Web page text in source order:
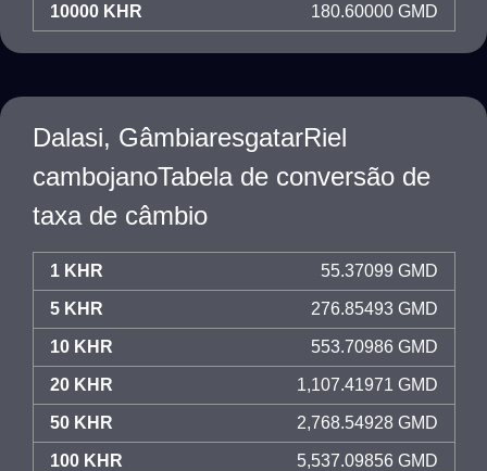
10000 KHR 180.60000 GMD
Dalasi, GâmbiaresgatarRiel
cambojanoTabela de conversão de
taxa de câmbio
1 KHR 55.37099 GMD
5 KHR 276.85493 GMD
10 KHR 553.70986 GMD
20 KHR 1,107.41971 GMD
50 KHR 2,768.54928 GMD
100 KHR 5,537.09856 GMD